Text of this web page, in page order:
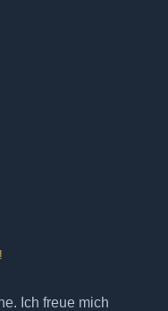
Ich freue mich